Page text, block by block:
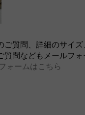
ご質問、詳細のサイ
質問などもメールフォ
ォームはこちら